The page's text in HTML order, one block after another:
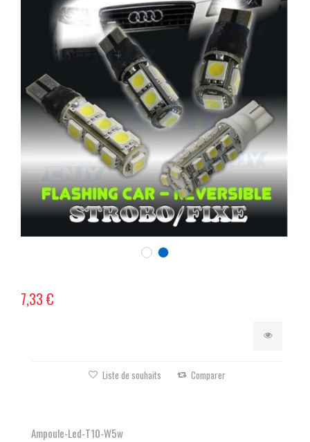
7,33 €
Liste de souhaits Comparer
Ampoule-Led-T10-W5w